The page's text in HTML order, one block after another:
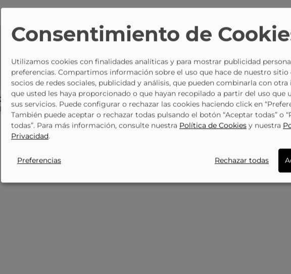
Zapatillas New Balance 327 Beige Y Gris
NEW BALANCE110873 129,95 €
-10%
Deportivas NEW BALANCE 327 En Beige U327lz Unisex
NEW BALANCE114534 116,84 €
129,95 €
Consentimiento de
Utilizamos cookies con finalidades analíticas y para mostrar publicidad
preferencias. Compartimos información sobre el uso que hace de nuestro sitio
socios de redes sociales, publicidad y análisis, que pueden combinarla con
que usted les haya proporcionado o que hayan recopilado a partir del uso que
sus servicios. Puede configurar o rechazar las cookies haciendo click en
También puede aceptar o rechazar todas pulsando el botón “Aceptar todas” o
todas”. Para más información, consulte nuestra Política de Cookies y nuestra
Privacidad.
Preferencias Rechazar todas